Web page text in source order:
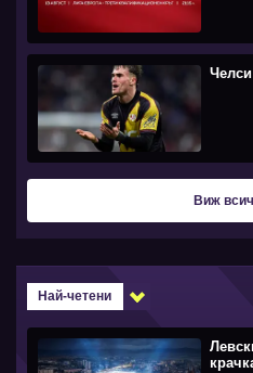
Виж
Най-четени